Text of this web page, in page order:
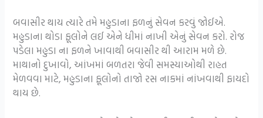
બવાસીર થાય ત્યારે તમે મહુડાના ફળનું સેવન કરવું જોઈએ.
મહુડાના થોડા ફૂલોને લઈ એને ધીમાં નાખી એનું સેવન કરો. રોજ
પડેલા મહુડા ના ફળને ખાવાથી બવાસીર થી આરામ મળે છે.
માથાનો દુખાવો, આંખમાં બળતરા જેવી સમસ્યાઓથી રાહત
મેળવવા માટે, મહુડાના ફૂલોનો તાજો રસ નાકમાં નાંખવાથી ફાયદો
થાય છે.